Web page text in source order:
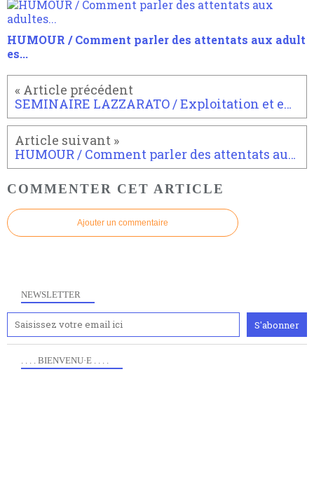
HUMOUR / Comment parler des attentats aux adult
es...
SEMINAIRE LAZZARATO / Exploitation et expropriation, suite à la critique de l'accumulation pirimitive
HUMOUR / Comment parler des attentats aux adultes...
COMMENTER CET ARTICLE
Ajouter un commentaire
NEWSLETTER
. . . . BIENVENU·E . . . .